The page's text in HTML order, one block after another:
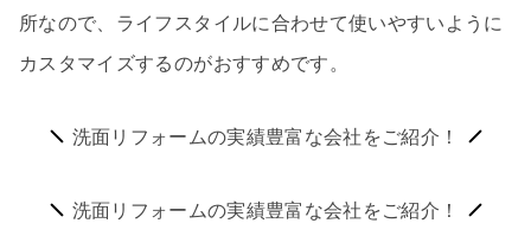
所なので、ライフスタイルに合わせて使いやすいように
カスタマイズするのがおすすめです。
洗面リフォームの実績豊富な会社をご紹介！
洗面リフォームの実績豊富な会社をご紹介！